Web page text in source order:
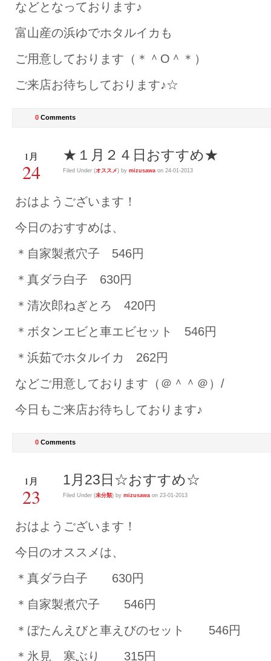
などとなっております♪
富山産の浜ゆでホタルイカも
ご用意しております（＊＾O＾＊）
ご来店お待ちしております♪☆
0 Comments
1月
24
★１月２４日おすすめ★
Filed Under (オススメ) by mizusawa on 24-01-2013
おはようございます！
今日のおすすめは、
＊自家製煮穴子 546円
＊真ダラ白子 630円
＊清次郎ねぎとろ 420円
＊ボタンエビと車エビセット 546円
＊浜茹でホタルイカ 262円
などご用意しております（＠＾＾＠）/
今日もご来店お待ちしております♪
0 Comments
1月
23
1月23日☆おすすめ☆
Filed Under (未分類) by mizusawa on 23-01-2013
おはようございます！
今日のオススメは、
＊真ダラ白子 630円
＊自家製煮穴子 546円
＊ぼたんえびと車えびのセット 546円
＊氷見 寒ぶり 315円